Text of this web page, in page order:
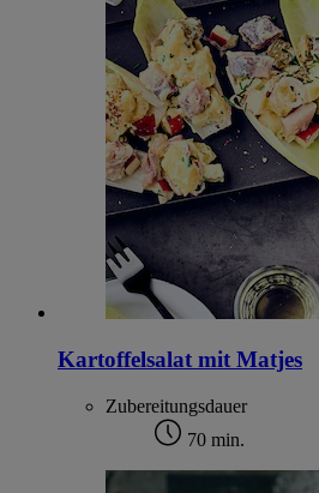
Kartoffelsalat mit Matjes
Zubereitungsdauer
70 min.